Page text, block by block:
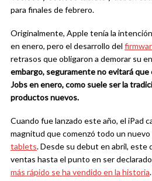
para finales de febrero.
Originalmente, Apple tenía la
en enero, pero el desarrollo del
retrasos que obligaron a demorar su
embargo, seguramente no evitará
Jobsenenero,como suele ser la
productos nuevos.
Cuando fue lanzado este año, el iPad
magnitud que comenzó todo un nuevo
tablets. Desde su debut en abril, este
ventas hasta el punto en ser declarado
más rápido se ha vendido en la historia.